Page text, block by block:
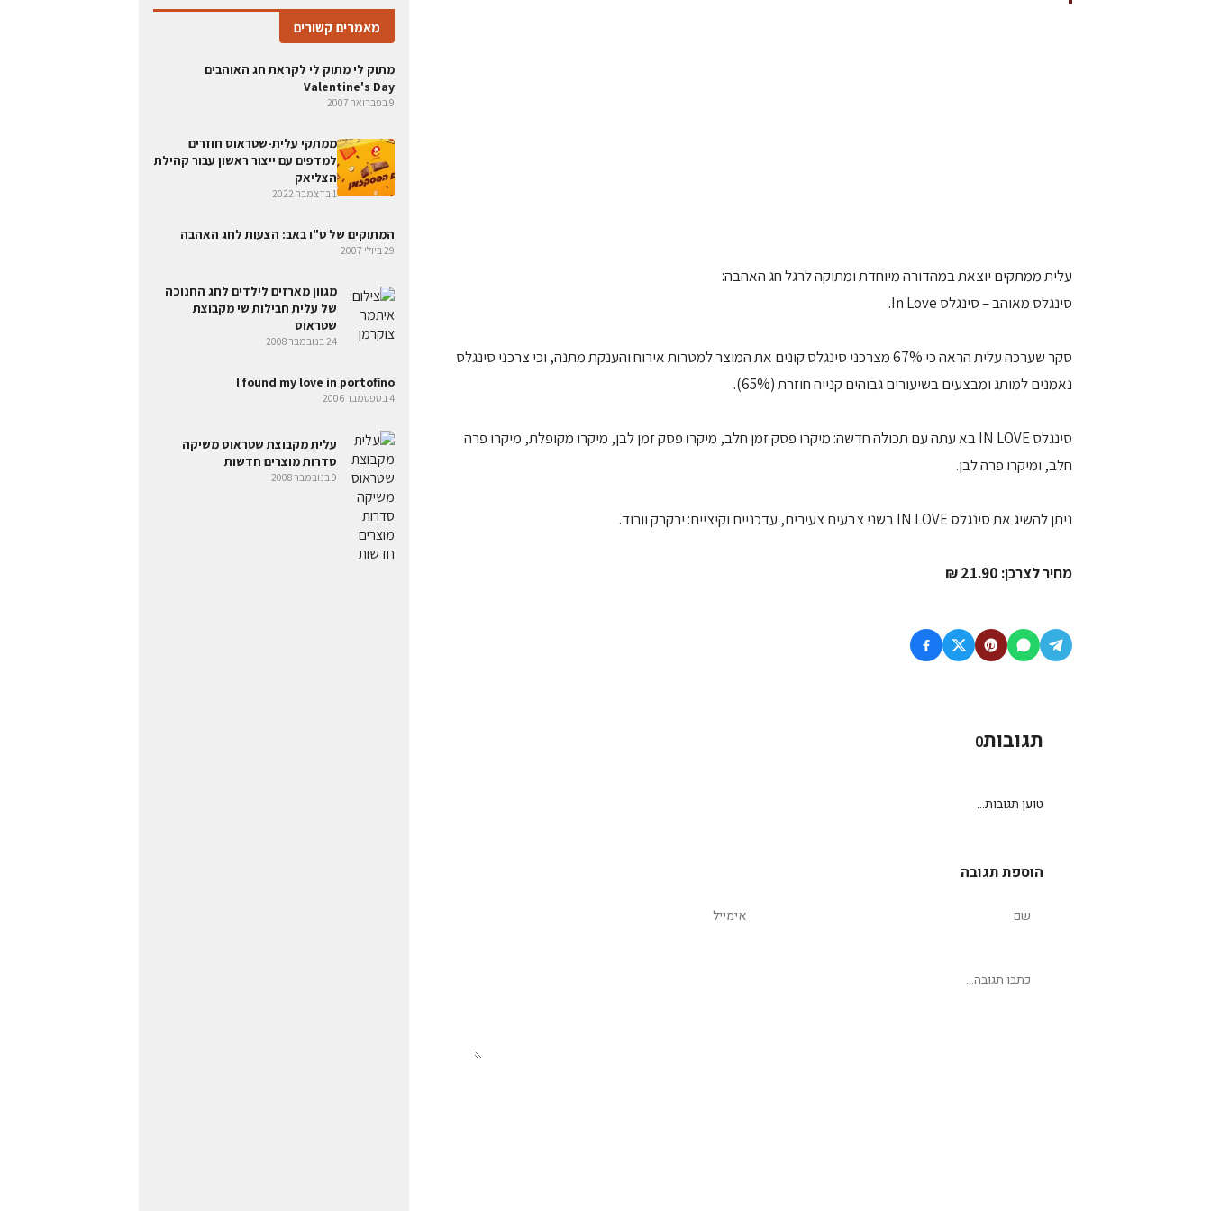
עלית ממתקים יוצאת במהדורה מיוחדת ומתוקה לרגל חג האהבה:
סינגלס מאוהב – סינגלס In Love.
סקר שערכה עלית הראה כי 67% מצרכני סינגלס קונים את המוצר למטרות אירוח והענקת מתנה, וכי צרכני סינגלס
נאמנים למותג ומבצעים בשיעורים גבוהים קנייה חוזרת (65%).
סינגלס IN LOVE בא עתה עם תכולה חדשה: מיקרו פסק זמן חלב, מיקרו פסק זמן לבן, מיקרו מקופלת, מיקרו פרה
חלב, ומיקרו פרה לבן.
ניתן להשיג את סינגלס IN LOVE בשני צבעים צעירים, עדכניים וקיציים: ירקרק וורוד.
מחיר לצרכן: 21.90 ₪
תגובות0
טוען תגובות...
הוספת תגובה
מאמרים קשורים
מתוק לי מתוק לי לקראת חג האוהבים
Valentine's Day
9 בפברואר 2007
ממתקי עלית-שטראוס חוזרים
למדפים עם ייצור ראשון עבור קהילת
הצליאק
1 בדצמבר 2022
המתוקים של ט"ו באב: הצעות לחג האהבה
29 ביולי 2007
מגוון מארזים לילדים לחג החנוכה
של עלית חבילות שי מקבוצת
שטראוס
24 בנובמבר 2008
I found my love in portofino
4 בספטמבר 2006
עלית מקבוצת שטראוס משיקה
סדרות מוצרים חדשות
9 בנובמבר 2008